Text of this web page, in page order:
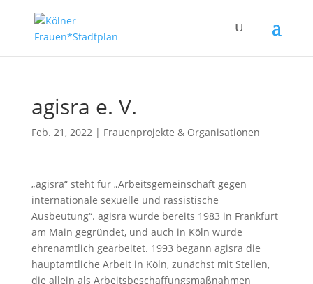
agisra e. V.
Feb. 21, 2022| Frauenprojekte & Organisationen
„agisra“ steht für „Arbeitsgemeinschaft gegen
internationale sexuelle und rassistische
Ausbeutung“. agisra wurde bereits 1983 in Frankfurt
am Main gegründet, und auch in Köln wurde
ehrenamtlich gearbeitet. 1993 begann agisra die
hauptamtliche Arbeit in Köln, zunächst mit Stellen,
die allein als Arbeitsbeschaffungsmaßnahmen